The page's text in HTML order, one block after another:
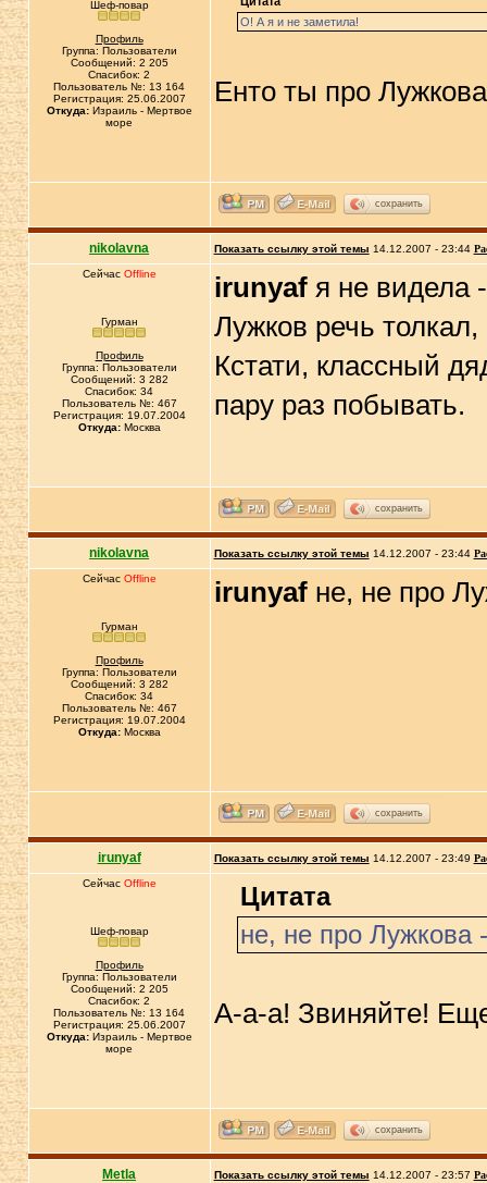
Шеф-повар
Профиль
Группа: Пользователи
Сообщений: 2 205
Спасибок: 2
Пользователь №: 13 164
Регистрация: 25.06.2007
Откуда:Израиль - Мертвое
море
О! А я и не заметила!
Енто ты про
сохранить
nikolavna Показать ссылку этой темы 14.12.2007 - 23:44
Сейчас Offline
Гурман
Профиль
Группа: Пользователи
Сообщений: 3 282
Спасибок: 34
Пользователь №: 467
Регистрация: 19.07.2004
Откуда:Москва
irunyafя не видела
Лужков речь
Кстати, классный
пару раз побывать.
сохранить
nikolavna Показать ссылку этой темы 14.12.2007 - 23:44
Сейчас Offline
Гурман
Профиль
Группа: Пользователи
Сообщений: 3 282
Спасибок: 34
Пользователь №: 467
Регистрация: 19.07.2004
Откуда:Москва
irunyafне, не про
сохранить
irunyaf Показать ссылку этой темы 14.12.2007 - 23:49
Сейчас Offline
Шеф-повар
Профиль
Группа: Пользователи
Сообщений: 2 205
Спасибок: 2
Пользователь №: 13 164
Регистрация: 25.06.2007
Откуда:Израиль - Мертвое
море
Цитата
не, не про Лужкова
А-а-а! Звиняйте!
сохранить
Metla Показать ссылку этой темы 14.12.2007 - 23:57